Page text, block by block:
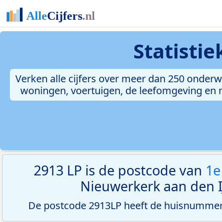
Verken alle cijfers over meer dan 250
woningen, voertuigen, de leefomgeving
2913 LP is de postcode van
Nieuwerkerk aan den
De postcode 2913LP heeft de